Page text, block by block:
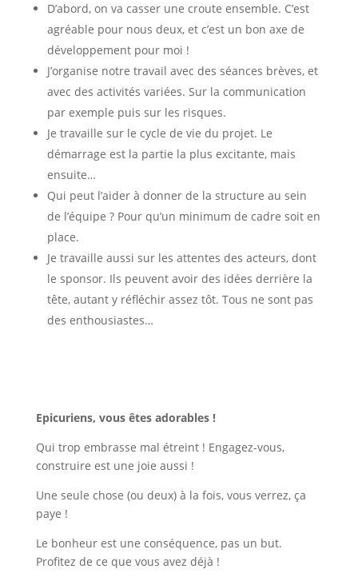
D’abord, on va casser une croute ensemble. C’est
agréable pour nous deux, et c’est un bon axe de
développement pour moi !
J’organise notre travail avec des séances brèves, et
avec des activités variées. Sur la communication
par exemple puis sur les risques.
Je travaille sur le cycle de vie du projet. Le
démarrage est la partie la plus excitante, mais
ensuite…
Qui peut l’aider à donner de la structure au sein
de l’équipe ? Pour qu’un minimum de cadre soit en
place.
Je travaille aussi sur les attentes des acteurs, dont
le sponsor. Ils peuvent avoir des idées derrière la
tête, autant y réfléchir assez tôt. Tous ne sont pas
des enthousiastes…
Epicuriens, vous êtes adorables !
Qui trop embrasse mal étreint ! Engagez-vous,
construire est une joie aussi !
Une seule chose (ou deux) à la fois, vous verrez, ça
paye !
Le bonheur est une conséquence, pas un but.
Profitez de ce que vous avez déjà !